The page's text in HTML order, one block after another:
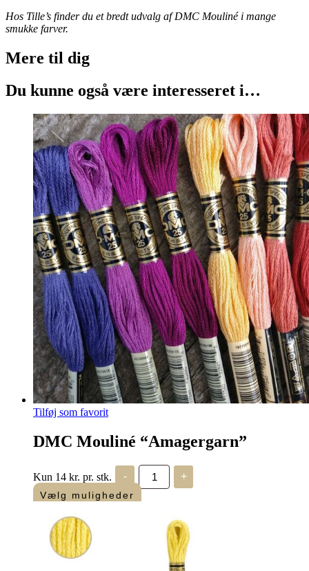
Hos Tille’s finder du et bredt udvalg af DMC Mouliné i mange
smukke farver.
Mere til dig
Du kunne også være interesseret i…
Tilføj som favorit
DMC Mouliné “Amagergarn”
Kun 14 kr. pr. stk. -
DMC
Mouliné
"Amagergarn"
antal
+
Vælg muligheder